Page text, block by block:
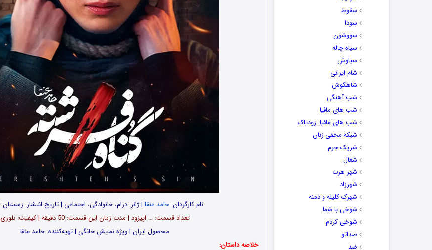
سقوط
سودا
سووشون
سیاه چاله
سیاوش
شام ایرانی
شاهگوش
شب آهنگی
شب های مافیا
شب های مافیا: زودیاک
شبکه مخفی زنان
شریک جرم
شغال
شهر هرت
شهرزاد
شهرک کلیله و دمنه
شوخی با شما
شوخی کردم
صداتو
ضد
نام کارگردان:حامد عنقا | ژانر: درام، خانوادگی، اجتماعی | تاریخ انتشار: زمستان 1402
تعداد قسمت‌: … اپیزود | مدت زمان این قسمت: 50 دقیقه | کیفیت: بلوری
محصول ایران | ویژه نمایش خانگی | تهیه‌کننده: حامد عنقا
خلاصه داستان: